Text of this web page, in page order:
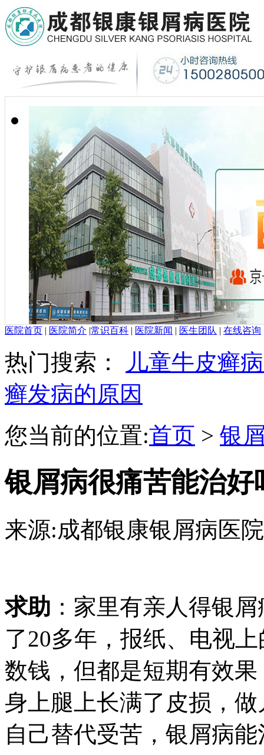
医院首页 | 医院简介 |常识百科 | 医院新闻 | 医生团队 | 在线咨询
热门搜索：
儿童牛皮癣
癣发病的原因
您当前的位置:首页 > 银
银屑病很痛苦能治好
来源:成都银康银屑病医
求助 ：家里有亲人得银
了20多年，报纸、电视
数钱，但都是短期有效
身上腿上长满了皮损，
自己替代受苦，银屑病